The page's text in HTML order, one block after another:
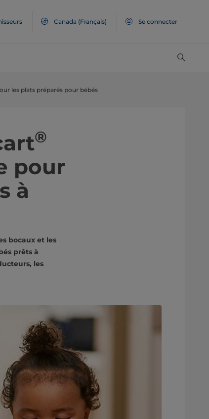
Canada (Français) Se connecter
les plats préparés pour bébés
®
pour
à
bocaux et les
prêts à
les